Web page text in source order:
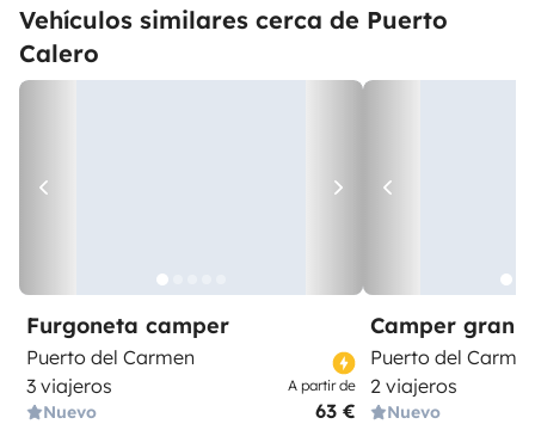
Vehículos similares cerca de Puerto
Calero
Furgoneta camper
Puerto del Carmen
3 viajeros
Nuevo
A partir de
63 €
Camper gran
Puerto del
2 viajeros
Nuevo